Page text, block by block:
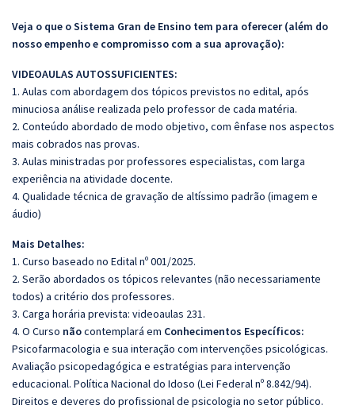
Veja o que o Sistema Gran de Ensino tem para oferecer (além do
nosso empenho e compromisso com a sua aprovação):
VIDEOAULAS AUTOSSUFICIENTES:
1. Aulas com abordagem dos tópicos previstos no edital, após
minuciosa análise realizada pelo professor de cada matéria.
2. Conteúdo abordado de modo objetivo, com ênfase nos aspectos
mais cobrados nas provas.
3. Aulas ministradas por professores especialistas, com larga
experiência na atividade docente.
4. Qualidade técnica de gravação de altíssimo padrão (imagem e
áudio)
Mais Detalhes:
1. Curso baseado no Edital nº 001/2025.
2. Serão abordados os tópicos relevantes (não necessariamente
todos) a critério dos professores.
3. Carga horária prevista: videoaulas 231.
4. O Curso nãocontemplará em Conhecimentos Específicos:
Psicofarmacologia e sua interação com intervenções psicológicas.
Avaliação psicopedagógica e estratégias para intervenção
educacional. Política Nacional do Idoso (Lei Federal nº 8.842/94).
Direitos e deveres do profissional de psicologia no setor público.